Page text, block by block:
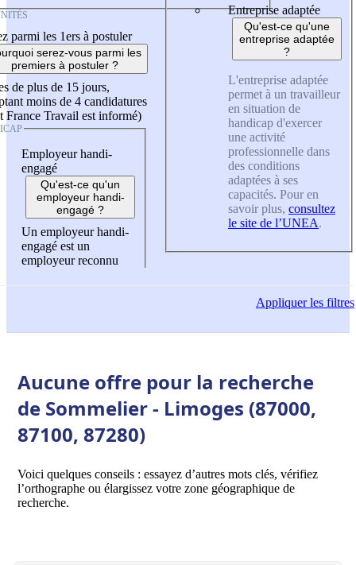
parmi les 1ers à postuler
serez-vous parmi les
premiers à postuler ?
de plus de 15 jours,
moins de 4 candidatures
France Travail est informé)
Employeur handi-
engagé
Qu'est-ce qu'un
employeur handi-
engagé ?
Un employeur handi-
engagé est un
employeur reconnu
Entreprise adaptée
Qu'est-ce qu'une
entreprise adaptée
?
L'entreprise adaptée
permet à un travailleur
en situation de
handicap d'exercer
une activité
professionnelle dans
des conditions
adaptées à ses
capacités. Pour en
savoir plus, consultez
le site de l’UNEA.
Appliquerles filtres
Aucune offre pour la recherche
de Sommelier - Limoges (87000,
87100, 87280)
Voici quelques conseils : essayez d’autres mots clés, vérifiez
l’orthographe ou élargissez votre zone géographique de
recherche.